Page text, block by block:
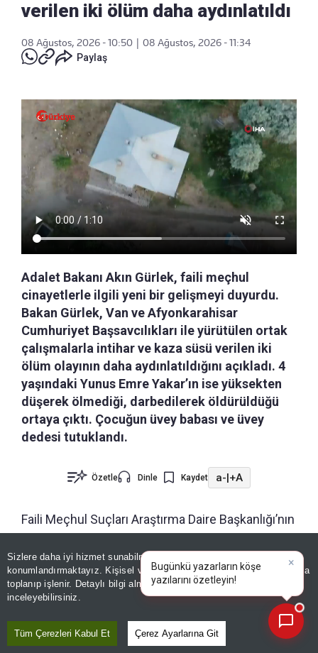
Sizlere daha iyi hizmet sunabilmek adına sitemizde
konumlandırmaktayız. Kişisel verileriniz, KVKK ve GDPR kapsamında
toplanıp işlenir. Detaylı bilgi almak içinAydınlatma Metnimizi
inceleyebilirsiniz.
Tüm Çerezleri Kabul Et Çerez Ayarlarına Git
verilen iki ölüm daha aydınlatıldı
08 Ağustos, 2026 - 10:50
08 Ağustos, 2026 - 11:34
Paylaş
Adalet Bakanı Akın Gürlek, faili meçhul
cinayetlerle ilgili yeni bir gelişmeyi duyurdu.
Bakan Gürlek, Van ve Afyonkarahisar
Cumhuriyet Başsavcılıkları ile yürütülen ortak
çalışmalarla intihar ve kaza süsü verilen iki
ölüm olayının daha aydınlatıldığını açıkladı. 4
yaşındaki Yunus Emre Yakar’ın ise yüksekten
düşerek ölmediği, darbedilerek öldürüldüğü
ortaya çıktı. Çocuğun üvey babası ve üvey
dedesi tutuklandı.
Özetle Dinle Kaydet a-|+A
Faili Meçhul Suçları Araştırma Daire Başkanlığı’nın
faili meçhul daha aydınlatıldı.
Adalet Bakanı Akın Gürlek,14 yaşındaki
Damlanur Sarihan ve 4 yaşındaki Yunus Emre
Yakarcinayetlerini çözüldüğü açıkladı. Sarihan’ın
Bugü|